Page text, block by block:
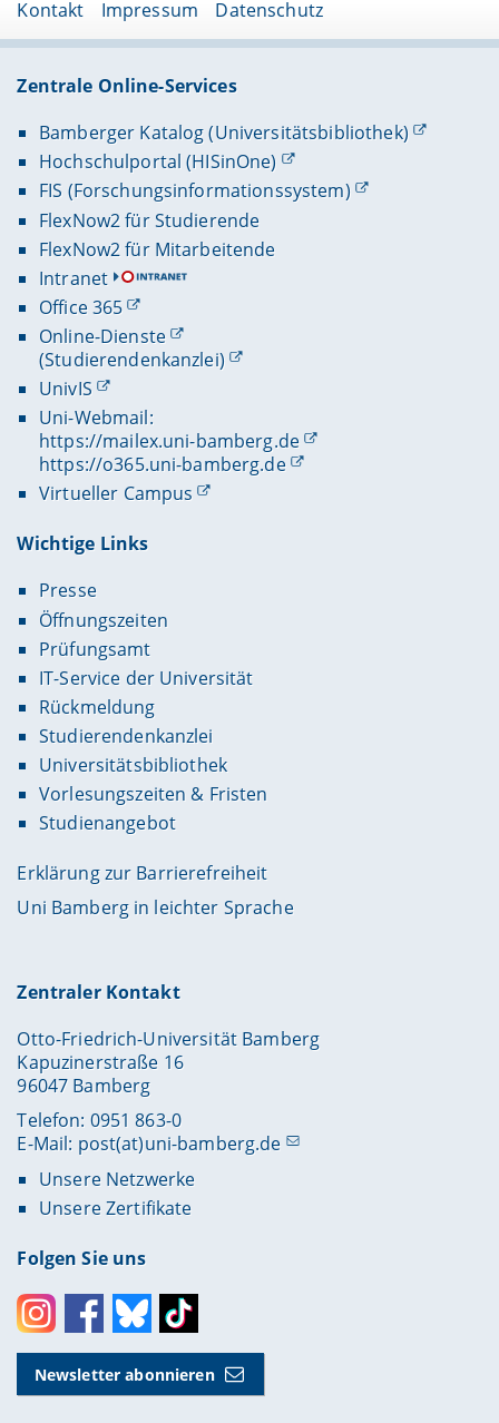
Kontakt Impressum Datenschutz
Zentrale Online-Services
Bamberger Katalog (Universitätsbibliothek)
Hochschulportal (HISinOne)
FIS (Forschungsinformationssystem)
FlexNow2 für Studierende
FlexNow2 für Mitarbeitende
Intranet
Office 365
Online-Dienste
(Studierendenkanzlei)
UnivIS
Uni-Webmail:
https://mailex.uni-bamberg.de
https://o365.uni-bamberg.de
Virtueller Campus
Wichtige Links
Presse
Öffnungszeiten
Prüfungsamt
IT-Service der Universität
Rückmeldung
Studierendenkanzlei
Universitätsbibliothek
Vorlesungszeiten & Fristen
Studienangebot
Erklärung zur Barrierefreiheit
Uni Bamberg in leichter Sprache
Zentraler Kontakt
Otto-Friedrich-Universität Bamberg
Kapuzinerstraße 16
96047 Bamberg
Telefon: 0951 863-0
E-Mail: post(at)uni-bamberg.de
Unsere Netzwerke
Unsere Zertifikate
Folgen Sie uns
InstagramFacebookBlueskyToktok
Newsletter abonnieren